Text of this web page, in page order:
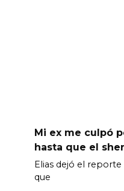
Mi ex me culpó
hasta que el
Elias dejó el
que